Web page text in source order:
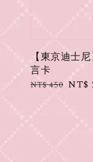
【東京迪士
言卡
Regular
NT$ 450 Sale
NT$